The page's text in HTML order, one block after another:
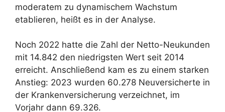
moderatem zu dynamischem Wachstum
etablieren, heißt es in der Analyse.
Noch 2022 hatte die Zahl der Netto-Neukunden
mit 14.842 den niedrigsten Wert seit 2014
erreicht. Anschließend kam es zu einem starken
Anstieg: 2023 wurden 60.278 Neuversicherte in
der Krankenversicherung verzeichnet, im
Vorjahr dann 69.326.